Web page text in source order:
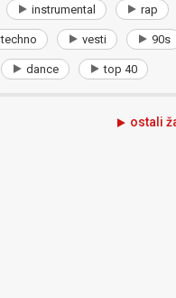
instrumental rap
techno vesti 90s
dance top 40
ostali